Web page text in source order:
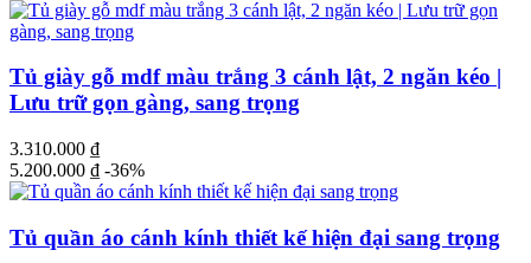
Tủ giày gỗ mdf màu trắng 3 cánh lật, 2 ngăn kéo |
Lưu trữ gọn gàng, sang trọng
3.310.000 ₫
5.200.000 ₫ -36%
Tủ quần áo cánh kính thiết kế hiện đại sang trọng